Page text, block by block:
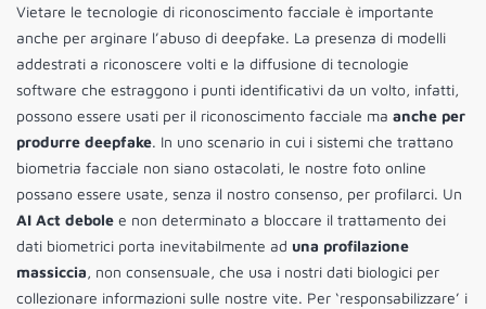
Vietare le tecnologie di riconoscimento facciale è importante
anche per arginare l’abuso di deepfake. La presenza di modelli
addestrati a riconoscere volti e la diffusione di tecnologie
software che estraggono i punti identificativi da un volto, infatti,
possono essere usati per il riconoscimento facciale ma anche per
produrre deepfake. In uno scenario in cui i sistemi che trattano
biometria facciale non siano ostacolati, le nostre foto online
possano essere usate, senza il nostro consenso, per profilarci. Un
AI Act debole e non determinato a bloccare il trattamento dei
dati biometrici porta inevitabilmente ad una profilazione
massiccia, non consensuale, che usa i nostri dati biologici per
collezionare informazioni sulle nostre vite. Per ‘responsabilizzare’ i